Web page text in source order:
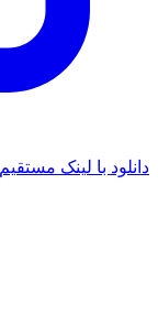
دانلود با لینک مستقیم